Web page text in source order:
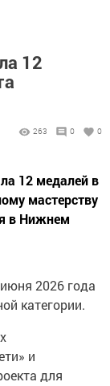
12
263 0 0
12 медалей в
мастерству
в Нижнем
2026 года
категории.
и
для